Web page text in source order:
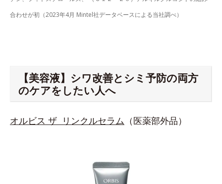
合わせが初（2023年4月 Mintel社データベースによる当社調べ）
【美容液】シワ改善とシミ予防の両方
のケアをしたい人へ
オルビス ザ リンクルセラム （医薬部外品）